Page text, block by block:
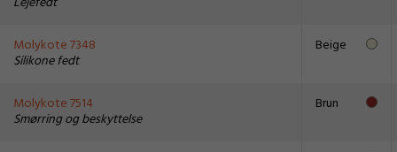
Molykote 7348
Silikone fedt
Beige
Molykote 7514
Smørring og beskyttelse
Brun